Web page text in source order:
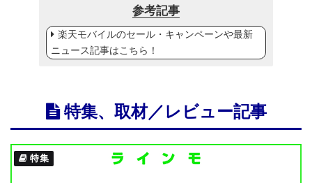
参考記事
楽天モバイルのセール・キャンペーンや最新
ニュース記事はこちら！
特集、取材／レビュー記事
特集